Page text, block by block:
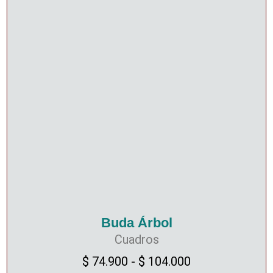
Buda Árbol
Cuadros
$ 74.900 - $ 104.000